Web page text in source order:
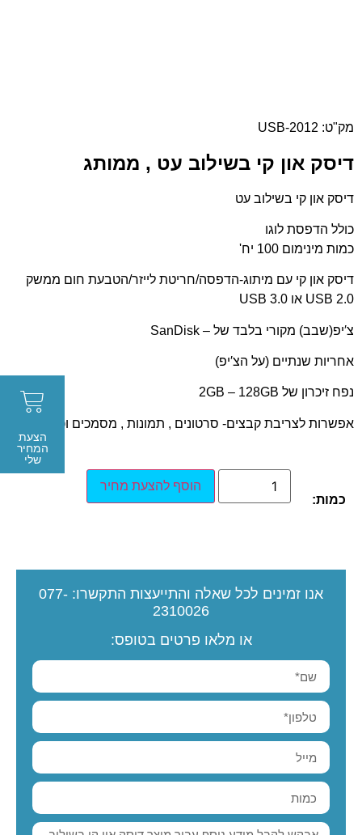
מק"ט: USB-2012
דיסק און קי בשילוב עט , ממותג
דיסק און קי בשילוב עט
כולל הדפסת לוגו
כמות מינימום 100 יח'
דיסק און קי עם מיתוג-הדפסה/חריטת לייזר/הטבעת חום ממשק
USB 2.0 או USB 3.0
צ′יפ(שבב) מקורי בלבד של – SanDisk
אחריות שנתיים (על הצ′יפ)
נפח זיכרון של 2GB – 128GB
אפשרות לצריבת קבצים- סרטונים , תמונות , מסמכים וכו'
כמות:
הוסף להצעת מחיר
אנו זמינים לכל שאלה והתייעצות התקשרו: 077-
2310026
או מלאו פרטים בטופס:
הצעת
המחיר
שלי